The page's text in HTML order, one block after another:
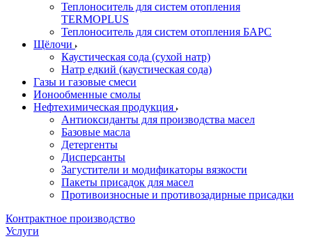
Теплоноситель для систем отопления
TERMOPLUS
Теплоноситель для систем отопления БАРС
Щёлочи
Каустическая сода (сухой натр)
Натр едкий (каустическая сода)
Газы и газовые смеси
Ионообменные смолы
Нефтехимическая продукция
Антиоксиданты для производства масел
Базовые масла
Детергенты
Дисперсанты
Загустители и модификаторы вязкости
Пакеты присадок для масел
Противоизносные и противозадирные присадки
Контрактное производство
Услуги